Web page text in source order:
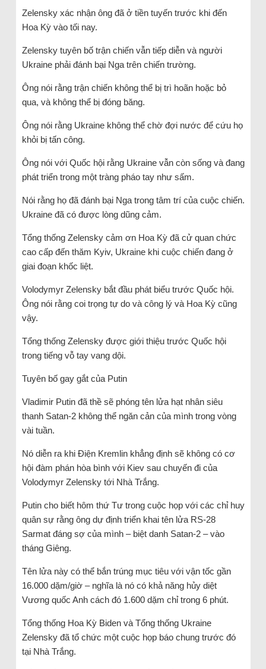
Zelensky xác nhận ông đã ở tiền tuyến trước khi đến
Hoa Kỳ vào tối nay.
Zelensky tuyên bố trận chiến vẫn tiếp diễn và người
Ukraine phải đánh bại Nga trên chiến trường.
Ông nói rằng trận chiến không thể bị trì hoãn hoặc bỏ
qua, và không thể bị đóng băng.
Ông nói rằng Ukraine không thể chờ đợi nước để cứu họ
khỏi bị tấn công.
Ông nói với Quốc hội rằng Ukraine vẫn còn sống và đang
phát triển trong một tràng pháo tay như sấm.
Nói rằng họ đã đánh bại Nga trong tâm trí của cuộc chiến.
Ukraine đã có được lòng dũng cảm.
Tổng thống Zelensky cảm ơn Hoa Kỳ đã cử quan chức
cao cấp đến thăm Kyiv, Ukraine khi cuộc chiến đang ở
giai đoạn khốc liệt.
Volodymyr Zelensky bắt đầu phát biểu trước Quốc hội.
Ông nói rằng coi trọng tự do và công lý và Hoa Kỳ cũng
vậy.
Tổng thống Zelensky được giới thiệu trước Quốc hội
trong tiếng vỗ tay vang dội.
Tuyên bố gay gắt của Putin
Vladimir Putin đã thề sẽ phóng tên lửa hạt nhân siêu
thanh Satan-2 không thể ngăn cản của mình trong vòng
vài tuần.
Nó diễn ra khi Điện Kremlin khẳng định sẽ không có cơ
hội đàm phán hòa bình với Kiev sau chuyến đi của
Volodymyr Zelensky tới Nhà Trắng.
Putin cho biết hôm thứ Tư trong cuộc họp với các chỉ huy
quân sự rằng ông dự định triển khai tên lửa RS-28
Sarmat đáng sợ của mình – biệt danh Satan-2 – vào
tháng Giêng.
Tên lửa này có thể bắn trúng mục tiêu với vận tốc gần
16.000 dặm/giờ – nghĩa là nó có khả năng hủy diệt
Vương quốc Anh cách đó 1.600 dặm chỉ trong 6 phút.
Tổng thống Hoa Kỳ Biden và Tổng thống Ukraine
Zelensky đã tổ chức một cuộc họp báo chung trước đó
tại Nhà Trắng.